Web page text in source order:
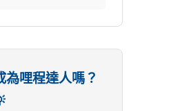
哩程達人嗎？